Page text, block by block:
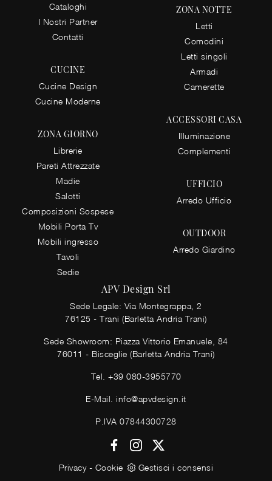
Cataloghi
I Nostri Partner
Contatti
CUCINE
Cucine Design
Cucine Moderne
ZONA GIORNO
Librerie
Pareti Attrezzate
Madie
Salotti
Composizioni Sospese
Mobili Porta Tv
Mobili ingresso
Tavoli
Sedie
ZONA NOTTE
Letti
Comodini
Letti singoli
Armadi
Camerette
ACCESSORI CASA
Illuminazione
Complementi
UFFICIO
Arredo Ufficio
OUTDOOR
Arredo Giardino
APV Design Srl
Sede Legale: Via Montegrappa, 2
76125 - Trani (Barletta Andria Trani)
Sede Showroom: Piazza Vittorio Emanuele, 84
76011 - Bisceglie (Barletta Andria Trani)
Tel. +39 080-3955770
E-Mail.info@apvdesign.it
P.IVA 07844300728
Privacy- Cookie Gestisci i consensi